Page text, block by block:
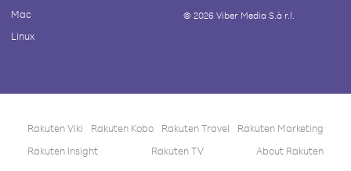
Mac
Linux
© 2026Viber Media S.à r.l.
Rakuten Viki Rakuten Kobo Rakuten Travel
Rakuten Marketing
Rakuten Insight
Rakuten TV About Rakuten